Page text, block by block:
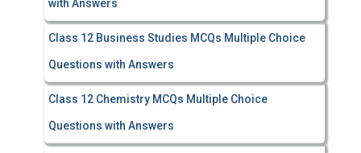
with Answers
Class 12 Business Studies MCQs Multiple Choice
Questions with Answers
Class 12 Chemistry MCQs Multiple Choice
Questions with Answers